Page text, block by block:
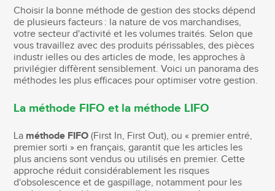
Choisir la bonne méthode de gestion des stocks dépend
de plusieurs facteurs : la nature de vos marchandises,
votre secteur d'activité et les volumes traités. Selon que
vous travaillez avec des produits périssables, des pièces
industr ielles ou des articles de mode, les approches à
privilégier diffèrent sensiblement. Voici un panorama des
méthodes les plus efficaces pour optimiser votre gestion.
La méthode FIFO et la méthode LIFO
La méthode FIFO (First In, First Out), ou « premier entré,
premier sorti » en français, garantit que les articles les
plus anciens sont vendus ou utilisés en premier. Cette
approche réduit considérablement les risques
d'obsolescence et de gaspillage, notamment pour les